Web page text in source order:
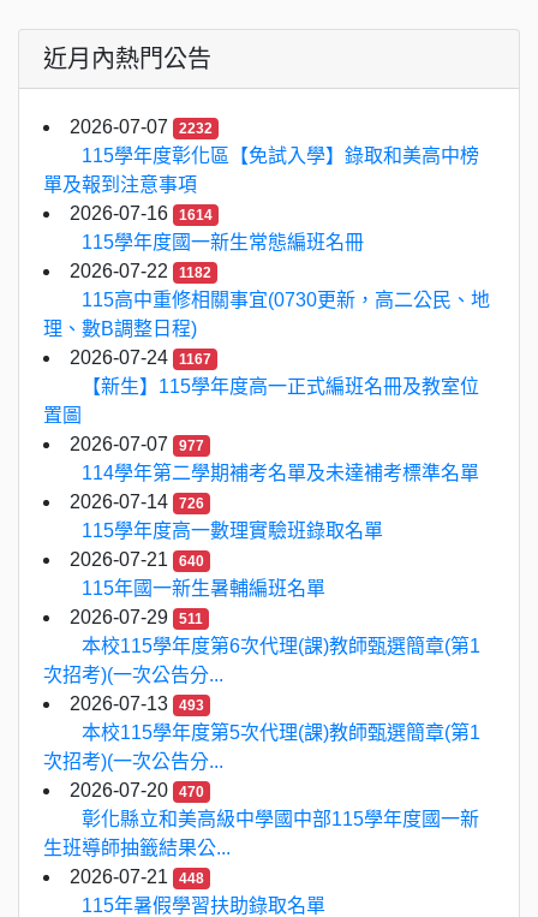
近月內熱門公告
2026-07-07 2232
115學年度彰化區【免試入學】錄取和美高中榜
單及報到注意事項
2026-07-16
1614
115學年度國一新生常態編班名冊
2026-07-22
1182
115高中重修相關事宜(0730更新，高二公民、地
理、數B調整日程)
2026-07-24
1167
【新生】115學年度高一正式編班名冊及教室位
置圖
2026-07-07
977
114學年第二學期補考名單及未達補考標準名單
2026-07-14
726
115學年度高一數理實驗班錄取名單
2026-07-21
640
115年國一新生暑輔編班名單
2026-07-29
511
本校115學年度第6次代理(課)教師甄選簡章(第1
次招考)(一次公告分...
2026-07-13
493
本校115學年度第5次代理(課)教師甄選簡章(第1
次招考)(一次公告分...
2026-07-20
470
彰化縣立和美高級中學國中部115學年度國一新
生班導師抽籤結果公...
2026-07-21
448
115年暑假學習扶助錄取名單